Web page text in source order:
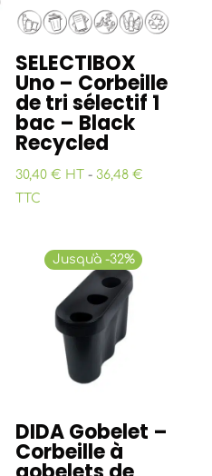
SELECTIBOX
Uno – Corbeille
de tri sélectif 1
bac – Black
Recycled
30,40 € HT - 36,48 €
TTC
Jusqu'à -32%
DIDA Gobelet –
Corbeille à